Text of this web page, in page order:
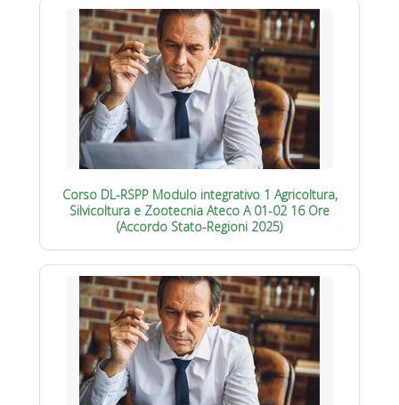
Corso DL-RSPP Modulo integrativo 1 Agricoltura,
Silvicoltura e Zootecnia Ateco A 01-02 16 Ore
(Accordo Stato-Regioni 2025)